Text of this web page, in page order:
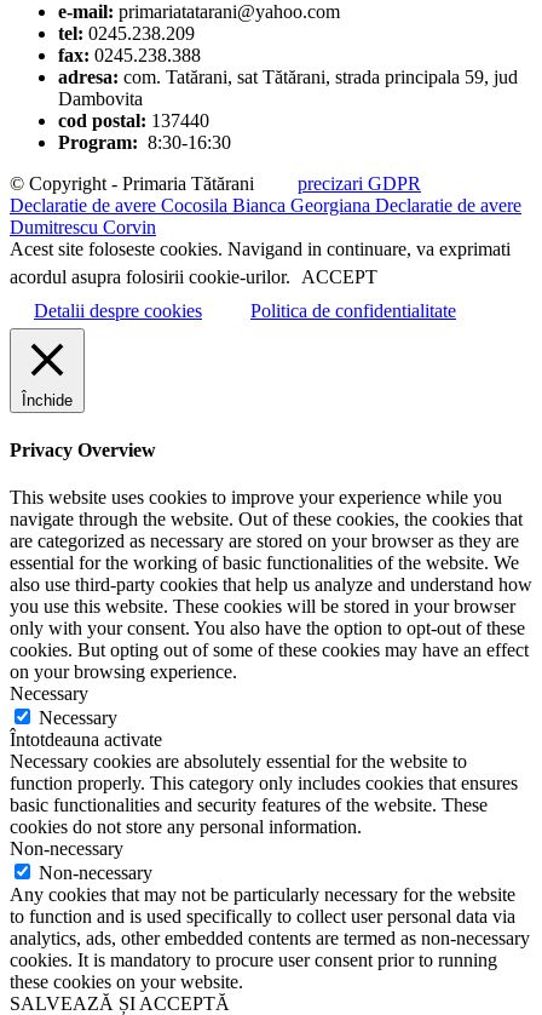
e-mail: primariatatarani@yahoo.com
tel: 0245.238.209
fax: 0245.238.388
adresa: com. Tatărani, sat Tătărani, strada principala 59, jud
Dambovita
cod postal: 137440
Program: 8:30-16:30
© Copyright - Primaria Tătărani precizari GDPR
Declaratie de avere Cocosila Bianca Georgiana Declaratie de avere
Dumitrescu Corvin
Acest site foloseste cookies. Navigand in continuare, va exprimati
acordul asupra folosirii cookie-urilor. ACCEPT
Detalii despre cookies
Politica de confidentialitate
Închide
Privacy Overview
This website uses cookies to improve your experience while you
navigate through the website. Out of these cookies, the cookies that
are categorized as necessary are stored on your browser as they are
essential for the working of basic functionalities of the website. We
also use third-party cookies that help us analyze and understand how
you use this website. These cookies will be stored in your browser
only with your consent. You also have the option to opt-out of these
cookies. But opting out of some of these cookies may have an effect
on your browsing experience.
Necessary
Necessary
Întotdeauna activate
Necessary cookies are absolutely essential for the website to
function properly. This category only includes cookies that ensures
basic functionalities and security features of the website. These
cookies do not store any personal information.
Non-necessary
Non-necessary
Any cookies that may not be particularly necessary for the website
to function and is used specifically to collect user personal data via
analytics, ads, other embedded contents are termed as non-necessary
cookies. It is mandatory to procure user consent prior to running
these cookies on your website.
SALVEAZĂ ȘI ACCEPTĂ